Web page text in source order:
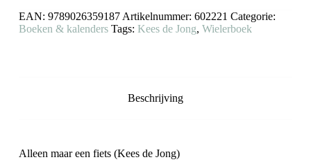
aantal
EAN: 9789026359187 Artikelnummer: 602221 Categorie:
Boeken & kalenders Tags: Kees de Jong, Wielerboek
Beschrijving
Alleen maar een fiets (Kees de Jong)